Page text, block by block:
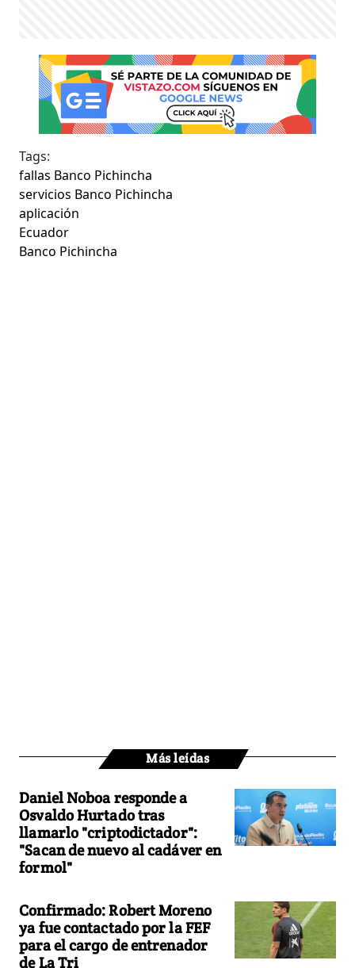
Tags:
fallas Banco Pichincha
servicios Banco Pichincha
aplicación
Ecuador
Banco Pichincha
Más leídas
Daniel Noboa responde a
Osvaldo Hurtado tras
llamarlo "criptodictador":
"Sacan de nuevo al cadáver en
formol"
Confirmado: Robert Moreno
ya fue contactado por la FEF
para el cargo de entrenador
de La Tri